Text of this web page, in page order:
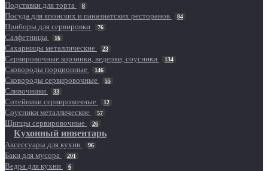
Подставки для торта 8
Посуда для японских и паназиатских ресторанов 84
Приборы для сервировки 76
Салфетницы 16
Сахарницы металлические 23
Сервировочные корзинки, ведерки, соусники 134
Сковороды порционные 146
Сковороды сервировочные 55
Сливочники 33
Сотейники сервировочные 12
Соусники металлические 57
Щипцы сервировочные 26
Кухонный инвентарь
Аксессуары для кухни 96
Баки для мусора 201
Ведра для кухни 6